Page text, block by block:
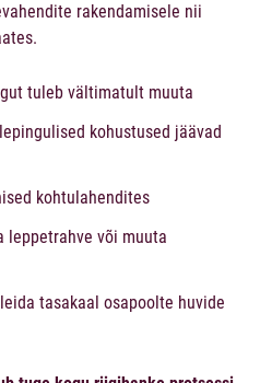
rakendamisele nii
tuleb vältimatult muuta
kohustused jäävad
kohtulahendites
leppetrahve või muuta
tasakaal osapoolte huvide